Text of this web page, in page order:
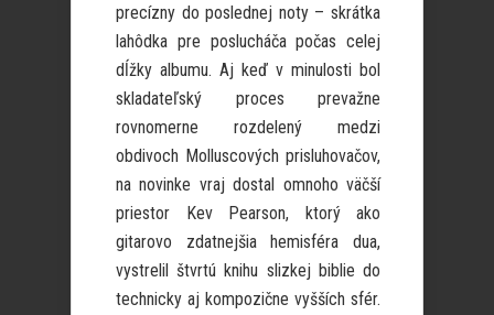
precízny do poslednej noty – skrátka
lahôdka pre poslucháča počas celej
dĺžky albumu. Aj keď v minulosti bol
skladateľský proces prevažne
rovnomerne rozdelený medzi
obdivoch Molluscových prisluhovačov,
na novinke vraj dostal omnoho väčší
priestor Kev Pearson, ktorý ako
gitarovo zdatnejšia hemisféra dua,
vystrelil štvrtú knihu slizkej biblie do
technicky aj kompozične vyšších sfér.